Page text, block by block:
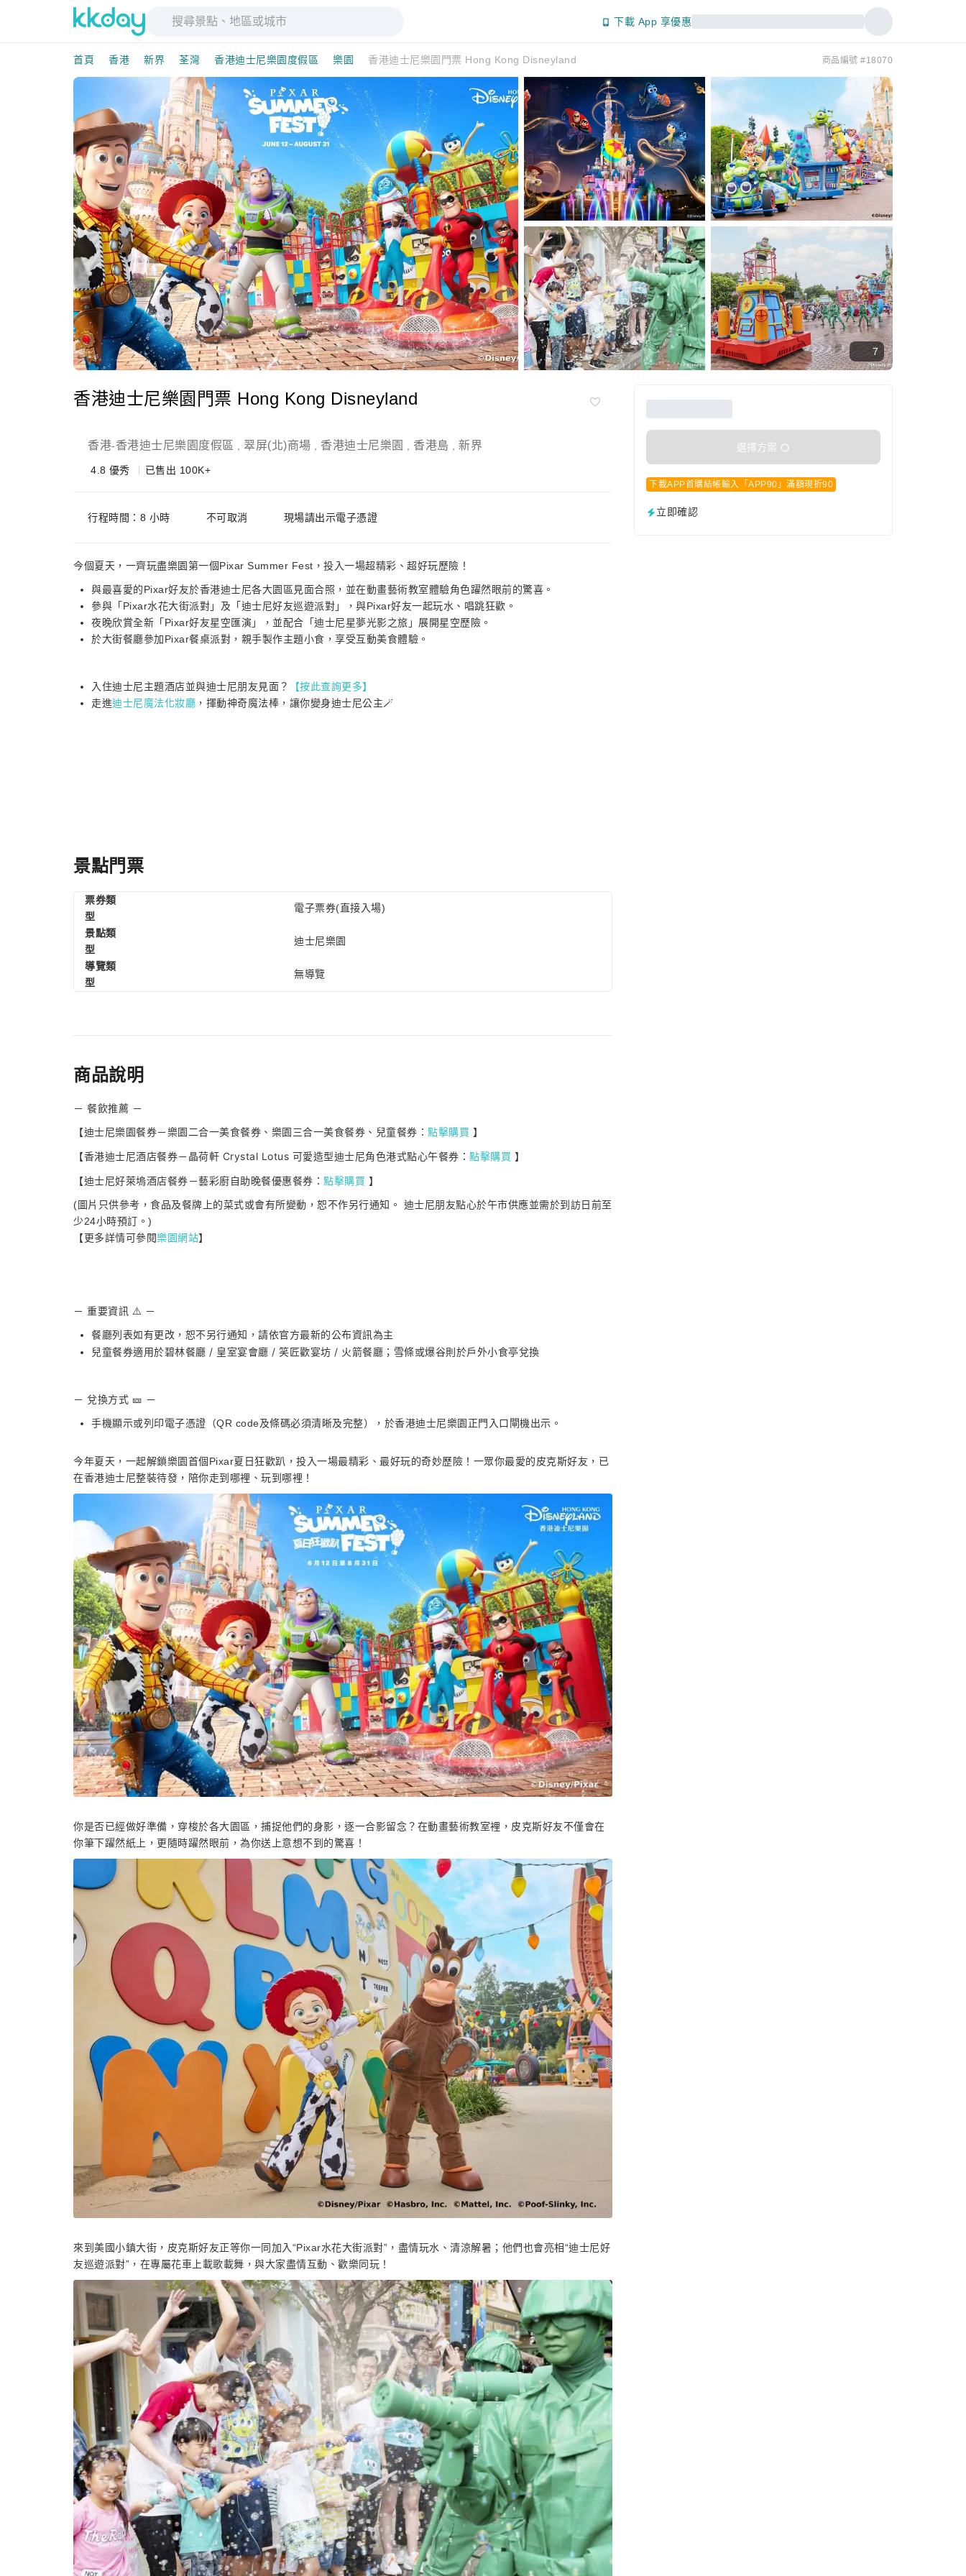
下載 App 享優惠
首頁 香港 新界 荃灣 香港迪士尼樂園度假區 樂園 香港迪士尼樂園門票 Hong Kong Disneyland 商品編號 #18070
7
香港迪士尼樂園門票 Hong Kong Disneyland
香港-香港迪士尼樂園度假區 翠屏(北)商場 香港迪士尼樂園 香港島 新界
4.8 優秀 已售出 100K+
行程時間：8 小時 不可取消 現場請出示電子憑證
今個夏天，一齊玩盡樂園第一個Pixar Summer Fest，投入一場超精彩、超好玩歷險！
與最喜愛的Pixar好友於香港迪士尼各大園區見面合照，並在動畫藝術教室體驗角色躍然眼前的驚喜。
參與「Pixar水花大街派對」及「迪士尼好友巡遊派對」，與Pixar好友一起玩水、唱跳狂歡。
夜晚欣賞全新「Pixar好友星空匯演」，並配合「迪士尼星夢光影之旅」展開星空歷險。
於大街餐廳參加Pixar餐桌派對，親手製作主題小食，享受互動美食體驗。
入住迪士尼主題酒店​並與迪士尼朋友見面？
【按此查詢更多】
走進迪士尼魔法化妝廳 ，揮動神奇魔法棒，讓你變身迪士尼公主🪄
選擇方案
下載APP首購結帳輸入「APP90」滿額現折90
立即確認
景點門票
票券類
型
電子票券(直接入場)
景點類
型
迪士尼樂園
導覽類
型
無導覽
商品說明
－ 餐飲推薦 －
【迪士尼樂園餐券－樂園二合一美食餐券、樂園三合一美食餐券、兒童餐券： 點擊購買 】
【香港迪士尼酒店餐券－晶荷軒 Crystal Lotus 可愛造型迪士尼角色港式點心午餐券： 點擊購買 】
【迪士尼好萊塢酒店餐券－藝彩廚自助晚餐優惠餐券： 點擊購買 】
(圖片只供參考，食品及餐牌上的菜式或會有所變動，恕不作另行通知。 迪士尼朋友點心於午市供應並需於到訪日前至
少24小時預訂。)
【更多詳情可參閱樂園網站】
－ 重要資訊 ⚠️ －
餐廳列表如有更改，恕不另行通知，請依官方最新的公布資訊為主
兒童餐券適用於碧林餐廳 / 皇室宴會廳 / 笑匠歡宴坊 / 火箭餐廳；雪條或爆谷則於戶外小食亭兌換
－ 兌換方式 🎫 －
手機顯示或列印電子憑證（QR code及條碼必須清晰及完整），於香港迪士尼樂園正門入口閘機出示。
今年夏天，一起解鎖樂園首個Pixar夏日狂歡趴，投入一場最精彩、最好玩的奇妙歷險！一眾你最愛的皮克斯好友，已
在香港迪士尼整裝待發，陪你走到哪裡、玩到哪裡！
你是否已經做好準備，穿梭於各大園區，捕捉他們的身影，逐一合影留念？在動畫藝術教室裡，皮克斯好友不僅會在
你筆下躍然紙上，更隨時躍然眼前，為你送上意想不到的驚喜！
來到美國小鎮大街，皮克斯好友正等你一同加入“Pixar水花大街派對”，盡情玩水、清涼解暑；他們也會亮相“迪士尼好
友巡遊派對”，在專屬花車上載歌載舞，與大家盡情互動、歡樂同玩！